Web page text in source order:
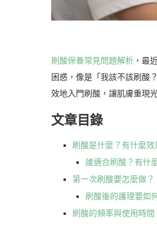
刷酸保養常見問題解析 ，最
困惑，像是「我該不該刷酸
效地入門刷酸，讓肌膚重現
文章目錄
刷酸是什麼？有什麼效
誰適合刷酸？有什
第一次刷酸要怎麼做？
刷酸後的護理要如
刷酸的頻率與使用時間